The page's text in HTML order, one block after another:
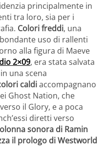
principalmente in
tra loro, sia per i
Colori freddi, una
uso di rallenti
alla figura di Maeve
2×09, era stata salvata
una scena
caldiaccompagnano
Ghost Nation, che
il Glory, e a poca
diretti verso
sonora di Ramin
il prologo di Westworld